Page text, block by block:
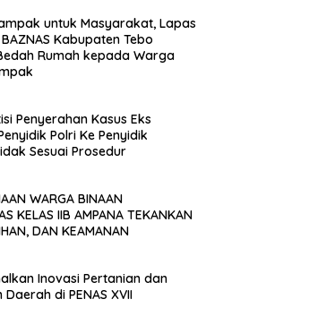
untuk Masyarakat, Lapas
Kabupaten Tebo
Rumah kepada Warga
Penyerahan Kasus Eks
Polri Ke Penyidik
Sesuai Prosedur
WARGA BINAAN
KELAS IIB AMPANA TEKANKAN
DAN KEAMANAN
Inovasi Pertanian dan
di PENAS XVII